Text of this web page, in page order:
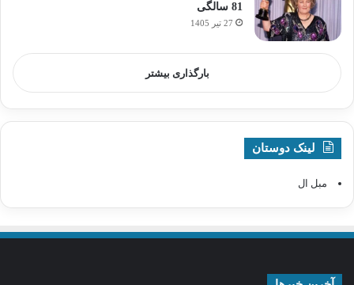
81 سالگی
27 تیر 1405
بارگذاری بیشتر
لینک دوستان
مبل ال